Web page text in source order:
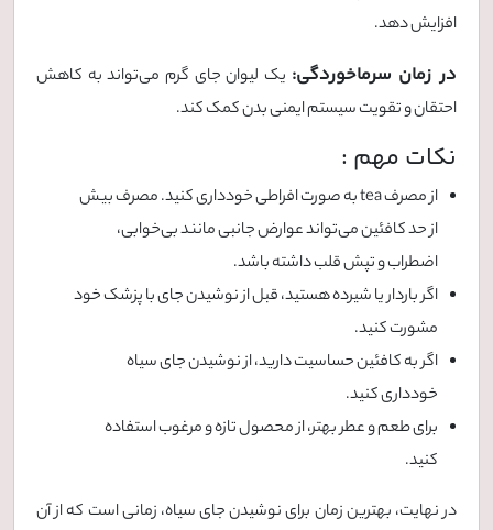
افزایش دهد.
در زمان سرماخوردگی: یک لیوان جای گرم می‌تواند به کاهش
احتقان و تقویت سیستم ایمنی بدن کمک کند.
نکات مهم :
از مصرف tea به صورت افراطی خودداری کنید. مصرف بیش
از حد کافئین می‌تواند عوارض جانبی مانند بی‌خوابی،
اضطراب و تپش قلب داشته باشد.
اگر باردار یا شیرده هستید، قبل از نوشیدن جای با پزشک خود
مشورت کنید.
اگر به کافئین حساسیت دارید، از نوشیدن جای سیاه
خودداری کنید.
برای طعم و عطر بهتر، از محصول تازه و مرغوب استفاده
کنید.
در نهایت، بهترین زمان برای نوشیدن جای سیاه، زمانی است که از آن